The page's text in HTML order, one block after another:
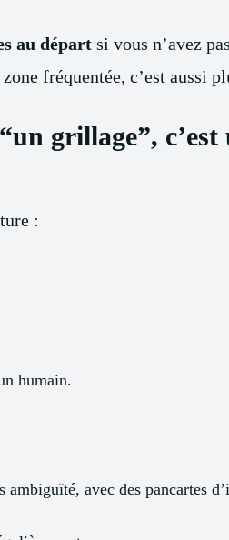
au départ si vous n’avez
fréquentée, c’est aussi
grillage”,
:
humain.
ambiguïté, avec des pancartes